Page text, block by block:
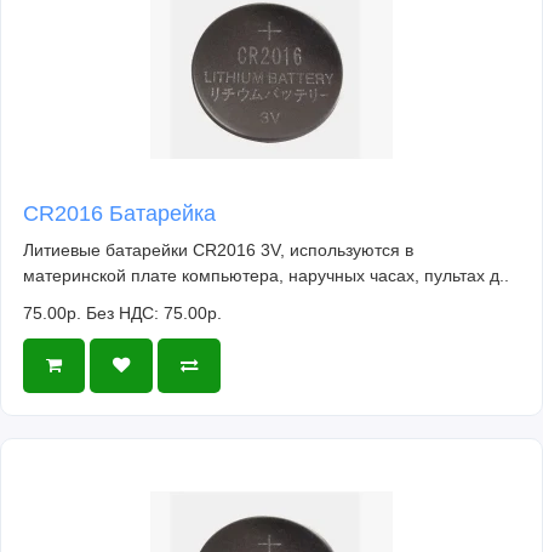
CR2016 Батарейка
Литиевые батарейки CR2016 3V, используются в
материнской плате компьютера, наручных часах, пультах д..
75.00р. Без НДС: 75.00р.